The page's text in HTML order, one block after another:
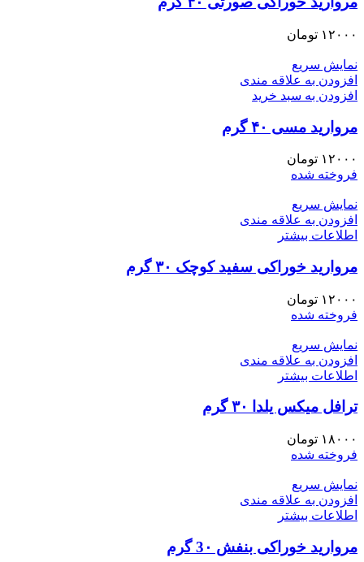
۱۲۰۰۰ تومان
نمایش سریع
افزودن به علاقه مندی
افزودن به سبد خرید
مروارید مسی ۴۰ گرم
۱۲۰۰۰ تومان
فروخته شده
نمایش سریع
افزودن به علاقه مندی
اطلاعات بیشتر
مروارید خوراکی سفید کوچک ۳۰ گرم
۱۲۰۰۰ تومان
فروخته شده
نمایش سریع
افزودن به علاقه مندی
اطلاعات بیشتر
ترافل میکس یلدا ۳۰ گرم
۱۸۰۰۰ تومان
فروخته شده
نمایش سریع
افزودن به علاقه مندی
اطلاعات بیشتر
مروارید خوراکی بنفش 3۰ گرم